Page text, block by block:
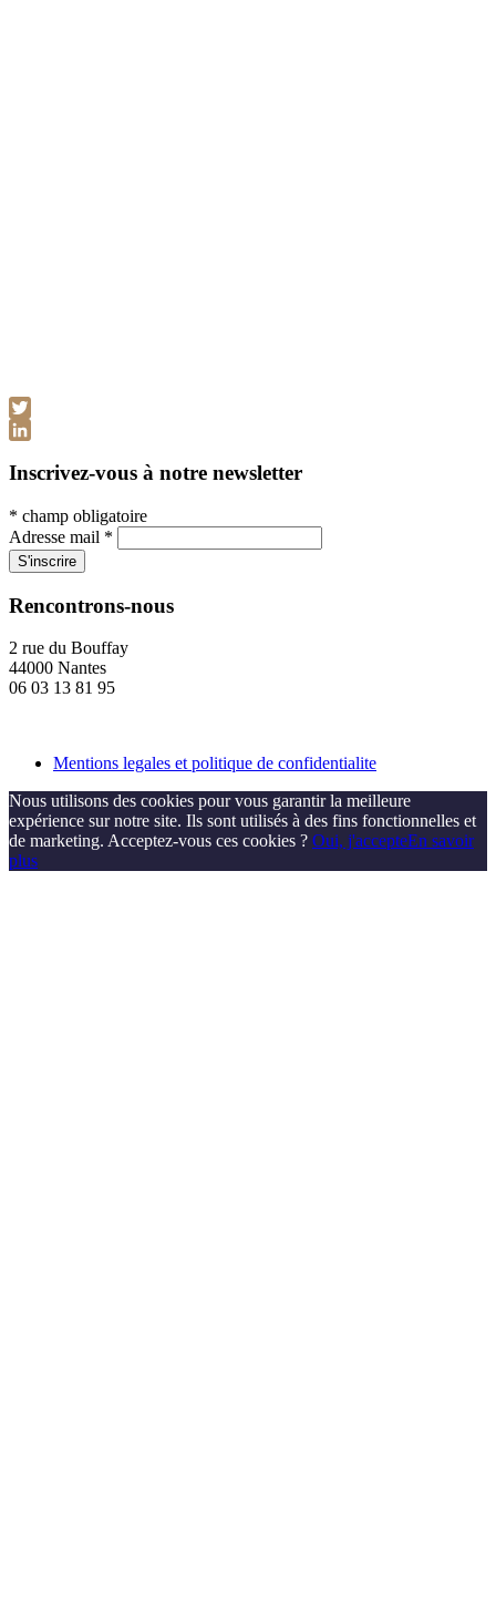
Twitter
Inscrivez-vous à notre newsletter
* champ obligatoire
Adresse mail *
Rencontrons-nous
2 rue du Bouffay
44000 Nantes
06 03 13 81 95
Mentions legales et politique de confidentialite
Nous utilisons des cookies pour vous garantir la meilleure
expérience sur notre site. Ils sont utilisés à des fins fonctionnelles et
de marketing. Acceptez-vous ces cookies ? Oui, j'accepteEn savoir
plus